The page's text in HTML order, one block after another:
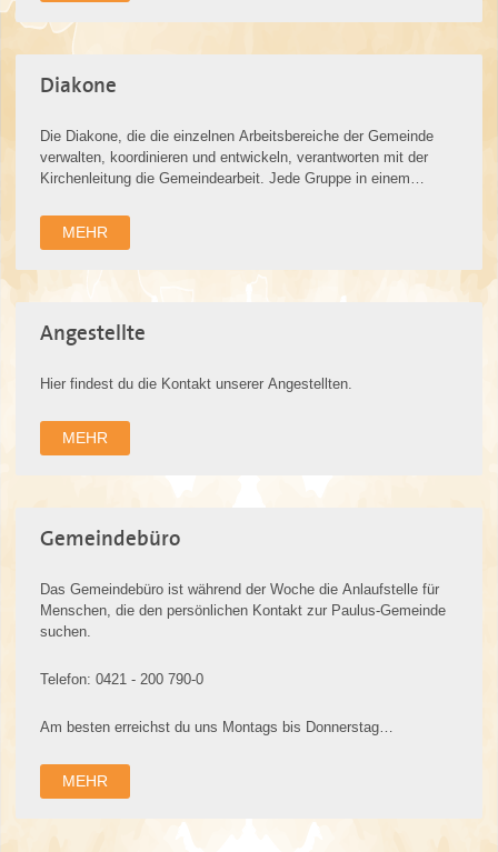
Diakone
Die Diakone, die die einzelnen Arbeitsbereiche der Gemeinde
verwalten, koordinieren und entwickeln, verantworten mit der
Kirchenleitung die Gemeindearbeit. Jede Gruppe in einem
MEHR
Angestellte
Hier findest du die Kontakt unserer Angestellten.
MEHR
Gemeindebüro
Das Gemeindebüro ist während der Woche die Anlaufstelle für
Menschen, die den persönlichen Kontakt zur Paulus-Gemeinde
suchen.
Telefon: 0421 - 200 790-0
Am besten erreichst du uns Montags bis Donnerstag…
MEHR